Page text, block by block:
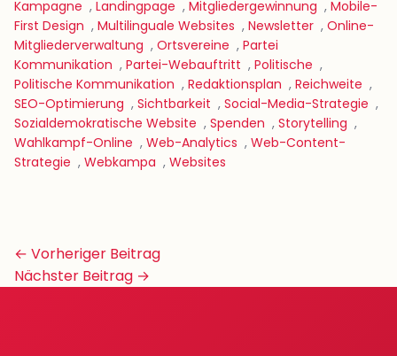
Kampagne , Landingpage , Mitgliedergewinnung , Mobile-
First Design , Multilinguale Websites , Newsletter , Online-
Mitgliederverwaltung , Ortsvereine , Partei
Kommunikation , Partei-Webauftritt , Politische ,
Politische Kommunikation , Redaktionsplan , Reichweite ,
SEO-Optimierung , Sichtbarkeit , Social-Media-Strategie ,
Sozialdemokratische Website , Spenden , Storytelling ,
Wahlkampf-Online , Web-Analytics , Web-Content-
Strategie , Webkampa , Websites
Beitrags-
Navigation
← Vorheriger Beitrag
Nächster Beitrag →